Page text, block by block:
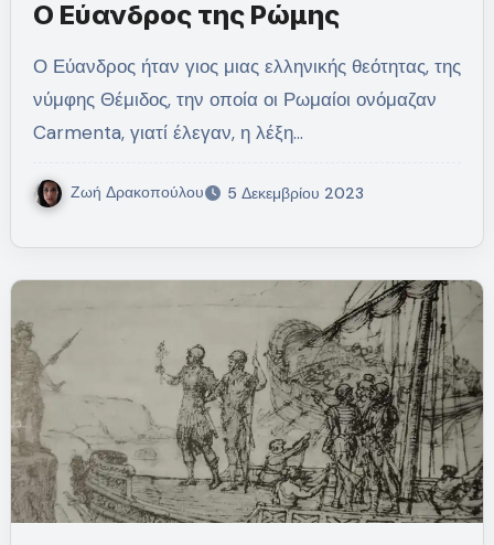
Ο Εύανδρος της Ρώμης
Ο Εύανδρος ήταν γιος μιας ελληνικής θεότητας, της
νύμφης Θέμιδος, την οποία οι Ρωμαίοι ονόμαζαν
Carmenta, γιατί έλεγαν, η λέξη…
Ζωή Δρακοπούλου 5 Δεκεμβρίου 2023